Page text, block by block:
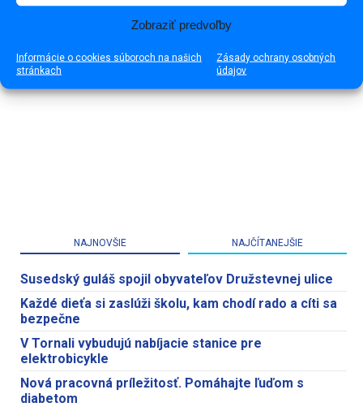
Zobraziť predvoľby
Informácie o cookies súboroch na našich
stránkach
Zásady ochrany osobných
údajov
NAJNOVŠIE NAJČÍTANEJŠIE
Susedský guláš spojil obyvateľov Družstevnej ulice
Každé dieťa si zaslúži školu, kam chodí rado a cíti sa
bezpečne
V Tornali vybudujú nabíjacie stanice pre
elektrobicykle
Nová pracovná príležitosť. Pomáhajte ľuďom s
diabetom